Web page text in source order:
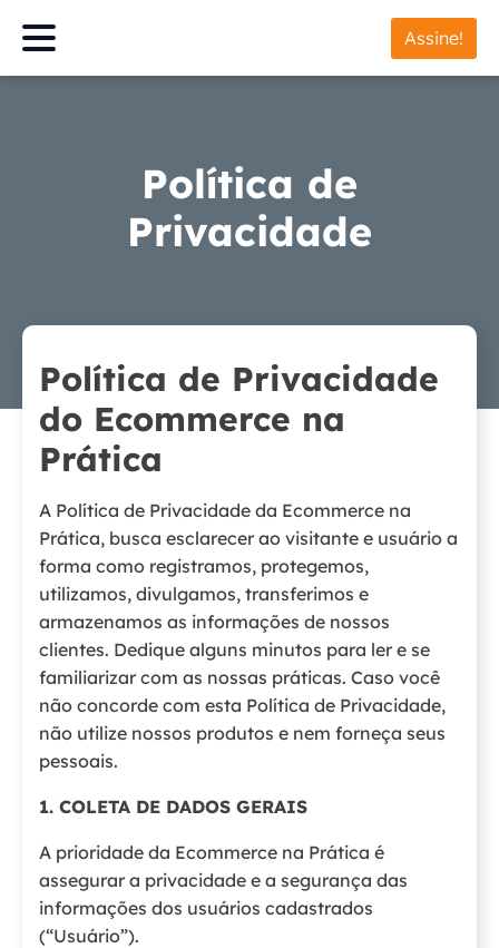
Assine!
Política de
Privacidade
Política de Privacidade
do Ecommerce na
Prática
A Política de Privacidade da Ecommerce na
Prática, busca esclarecer ao visitante e usuário a
forma como registramos, protegemos,
utilizamos, divulgamos, transferimos e
armazenamos as informações de nossos
clientes. Dedique alguns minutos para ler e se
familiarizar com as nossas práticas. Caso você
não concorde com esta Política de Privacidade,
não utilize nossos produtos e nem forneça seus
pessoais.
1. COLETA DE DADOS GERAIS
A prioridade da Ecommerce na Prática é
assegurar a privacidade e a segurança das
informações dos usuários cadastrados
(“Usuário”).